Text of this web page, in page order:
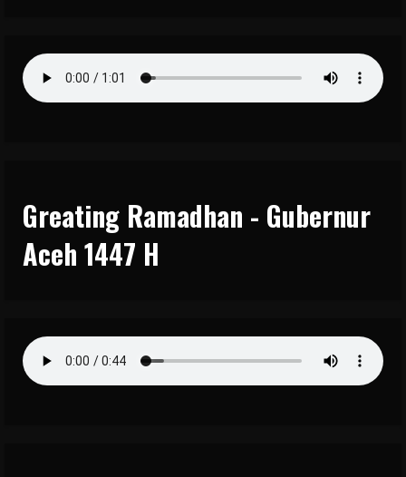
Greating Ramadhan - Gubernur
Aceh 1447 H